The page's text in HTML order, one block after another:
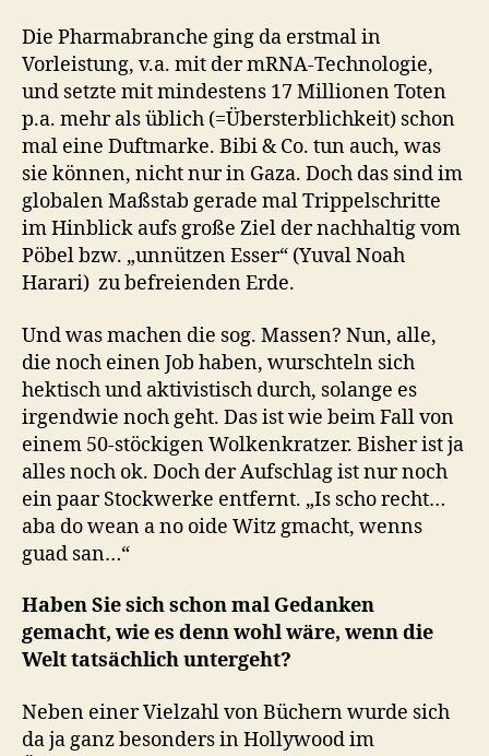
Die Pharmabranche ging da erstmal in
Vorleistung, v.a. mit der mRNA-Technologie,
und setzte mit mindestens 17 Millionen Toten
p.a. mehr als üblich (=Übersterblichkeit) schon
mal eine Duftmarke. Bibi & Co. tun auch, was
sie können, nicht nur in Gaza. Doch das sind im
globalen Maßstab gerade mal Trippelschritte
im Hinblick aufs große Ziel der nachhaltig vom
Pöbel bzw. „unnützen Esser“ (Yuval Noah
Harari) zu befreienden Erde.
Und was machen die sog. Massen? Nun, alle,
die noch einen Job haben, wurschteln sich
hektisch und aktivistisch durch, solange es
irgendwie noch geht. Das ist wie beim Fall von
einem 50-stöckigen Wolkenkratzer. Bisher ist ja
alles noch ok. Doch der Aufschlag ist nur noch
ein paar Stockwerke entfernt. „Is scho recht…
aba do wean a no oide Witz gmacht, wenns
guad san…“
Haben Sie sich schon mal Gedanken
gemacht, wie es denn wohl wäre, wenn die
Welt tatsächlich untergeht?
Neben einer Vielzahl von Büchern wurde sich
da ja ganz besonders in Hollywood im